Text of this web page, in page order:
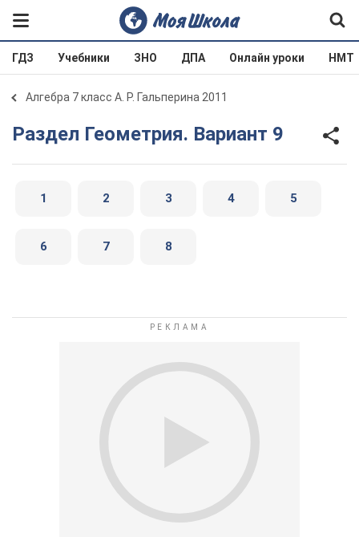
ГДЗ Учебники ЗНО ДПА Онлайн уроки НМТ
Алгебра 7 класс А. Р. Гальперина 2011
Раздел Геометрия. Вариант 9
1 2 3 4 5
6 7 8